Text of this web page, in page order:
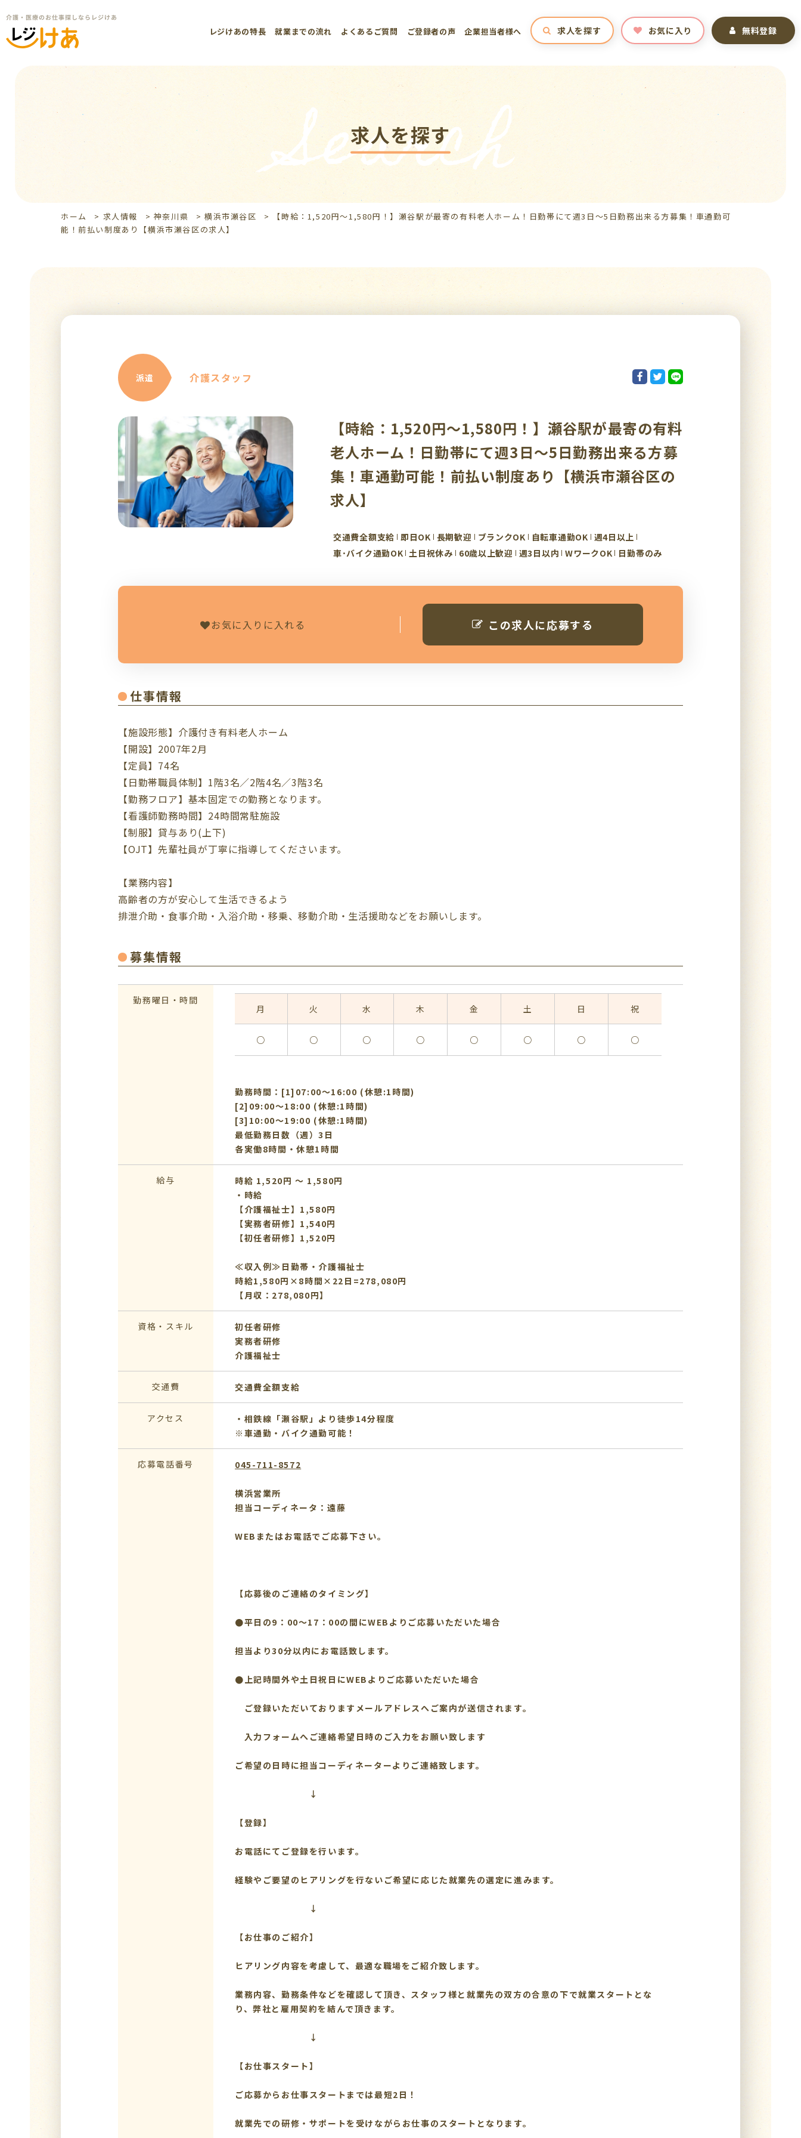
レジけあの特長 就業までの流れ よくあるご質問 ご登録者の声 企業担当者様へ 求人を探す お気に入り 無料登録
求人を探す
Search
ホーム > 求人情報 > 神奈川県 >横浜市瀬谷区 >
【時給：1,520円～1,580円！】瀬谷駅が最寄の有料老人ホーム！日勤帯にて週3日～5日勤務出来る方募集！車通勤可
能！前払い制度あり【横浜市瀬谷区の求人】
派遣 介護スタッフ
【時給：1,520円～1,580円！】瀬谷駅が最寄の有料
老人ホーム！日勤帯にて週3日～5日勤務出来る方募
集！車通勤可能！前払い制度あり【横浜市瀬谷区の
求人】
交通費全額支給 即日OK 長期歓迎 ブランクOK 自転車通勤OK 週4日以上
車･バイク通勤OK 土日祝休み 60歳以上歓迎 週3日以内 WワークOK 日勤帯のみ
お気に入りに入れる この求人に応募する
仕事情報
【施設形態】介護付き有料老人ホーム
【開設】2007年2月
【定員】74名
【日勤帯職員体制】1階3名／2階4名／3階3名
【勤務フロア】基本固定での勤務となります。
【看護師勤務時間】24時間常駐施設
【制服】貸与あり(上下)
【OJT】先輩社員が丁寧に指導してくださいます。
【業務内容】
高齢者の方が安心して生活できるよう
排泄介助・食事介助・入浴介助・移乗、移動介助・生活援助などをお願いします。
募集情報
勤務曜日・時間
月 火 水 木 金 土 日 祝
○ ○ ○ ○ ○ ○ ○ ○
勤務時間：[1]07:00〜16:00 (休憩:1時間)
[2]09:00〜18:00 (休憩:1時間)
[3]10:00〜19:00 (休憩:1時間)
最低勤務日数（週）3日
各実働8時間・休憩1時間
給与
時給 1,520円 〜 1,580円
・時給
【介護福祉士】1,580円
【実務者研修】1,540円
【初任者研修】1,520円
≪収入例≫日勤帯・介護福祉士
時給1,580円×8時間×22日=278,080円
【月収：278,080円】
資格・スキル
初任者研修
実務者研修
介護福祉士
交通費 交通費全額支給
アクセス
・相鉄線「瀬谷駅」より徒歩14分程度
※車通勤・バイク通勤可能！
応募電話番号 045-711-8572
横浜営業所
担当コーディネータ：遠藤
WEBまたはお電話でご応募下さい。
【応募後のご連絡のタイミング】
●平日の9：00～17：00の間にWEBよりご応募いただいた場合
担当より30分以内にお電話致します。
●上記時間外や土日祝日にWEBよりご応募いただいた場合
ご登録いただいておりますメールアドレスへご案内が送信されます。
入力フォームへご連絡希望日時のご入力をお願い致します
ご希望の日時に担当コーディネーターよりご連絡致します。
↓
【登録】
お電話にてご登録を行います。
経験やご要望のヒアリングを行ないご希望に応じた就業先の選定に進みます。
↓
【お仕事のご紹介】
ヒアリング内容を考慮して、最適な職場をご紹介致します。
業務内容、勤務条件などを確認して頂き、スタッフ様と就業先の双方の合意の下で就業スタートとな
り、弊社と雇用契約を結んで頂きます。
↓
【お仕事スタート】
ご応募からお仕事スタートまでは最短2日！
就業先での研修・サポートを受けながらお仕事のスタートとなります。